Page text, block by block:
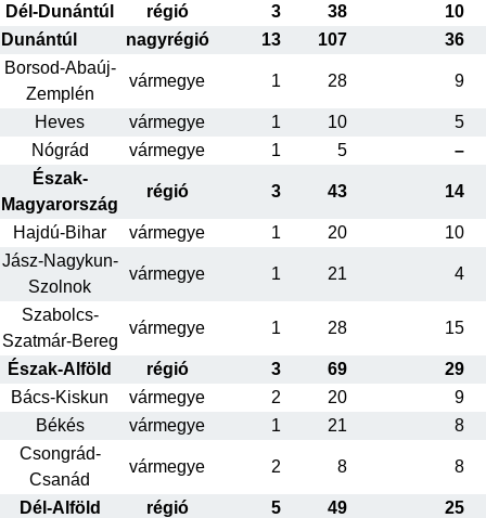
Dél-Dunántúl
régió 3 38
10
Dunántúl
nagyrégió 13 107
36
Borsod-Abaúj-
Zemplén
vármegye 1 28 9
Heves vármegye 1 10
5
Nógrád
vármegye 1 5
–
Észak-
Magyarország
régió 3 43 14
Hajdú-Bihar vármegye 1 20
10
Jász-Nagykun-
Szolnok
vármegye 1 21 4
Szabolcs-
Szatmár-Bereg
vármegye 1 28 15
Észak-Alföld régió 3 69
29
Bács-Kiskun
vármegye 2 20
9
Békés
vármegye 1 21
8
Csongrád-
Csanád
vármegye 2 8 8
Dél-Alföld régió 5 49
25